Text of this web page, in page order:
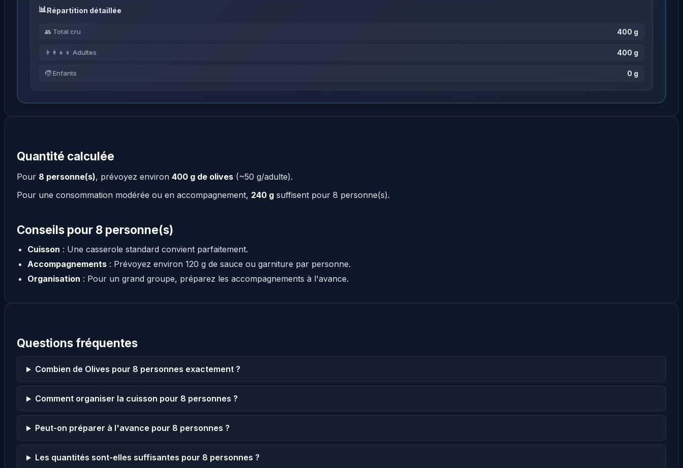
Répartition détaillée
👥 Total cru 400 g
👨‍👩‍👧‍👦 Adultes 400 g
🧒 Enfants 0 g
Quantité calculée
Pour 8 personne(s), prévoyez environ 400 g de olives (~50 g/adulte).
Pour une consommation modérée ou en accompagnement, 240 g suffisent pour 8 personne(s).
Conseils pour 8 personne(s)
Cuisson : Une casserole standard convient parfaitement.
Accompagnements: Prévoyez environ 120 g de sauce ou garniture par personne.
Organisation : Pour un grand groupe, préparez les accompagnements à l'avance.
Questions fréquentes
Combien de Olives pour 8 personnes exactement ?
Comment organiser la cuisson pour 8 personnes ?
Peut-on préparer à l'avance pour 8 personnes ?
Les quantités sont-elles suffisantes pour 8 personnes ?